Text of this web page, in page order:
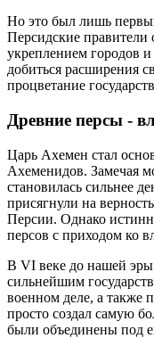
Но это был лишь
Персидские
укреплением городов
добиться расширения
процветание
Древние персы -
Царь Ахемен стал
Ахеменидов. Замечая
становилась сильнее
присягнули на
Персии. Однако
персов с приходом ко
В VI веке до нашей эры
сильнейшим
военном деле, а также
просто создал самую
были объединены под